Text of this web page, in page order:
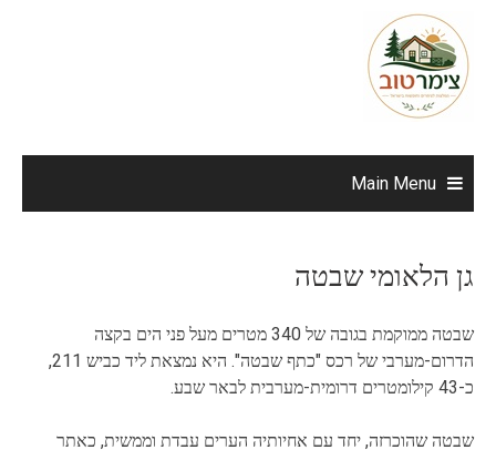
content
Main Menu
גן הלאומי שבטה
שבטה ממוקמת בגובה של 340 מטרים מעל פני הים בקצה
הדרום-מערבי של רכס "כתף שבטה". היא נמצאת ליד כביש 211,
כ-43 קילומטרים דרומית-מערבית לבאר שבע.
שבטה שהוכרזה, יחד עם אחיותיה הערים עבדת וממשית, כאתר